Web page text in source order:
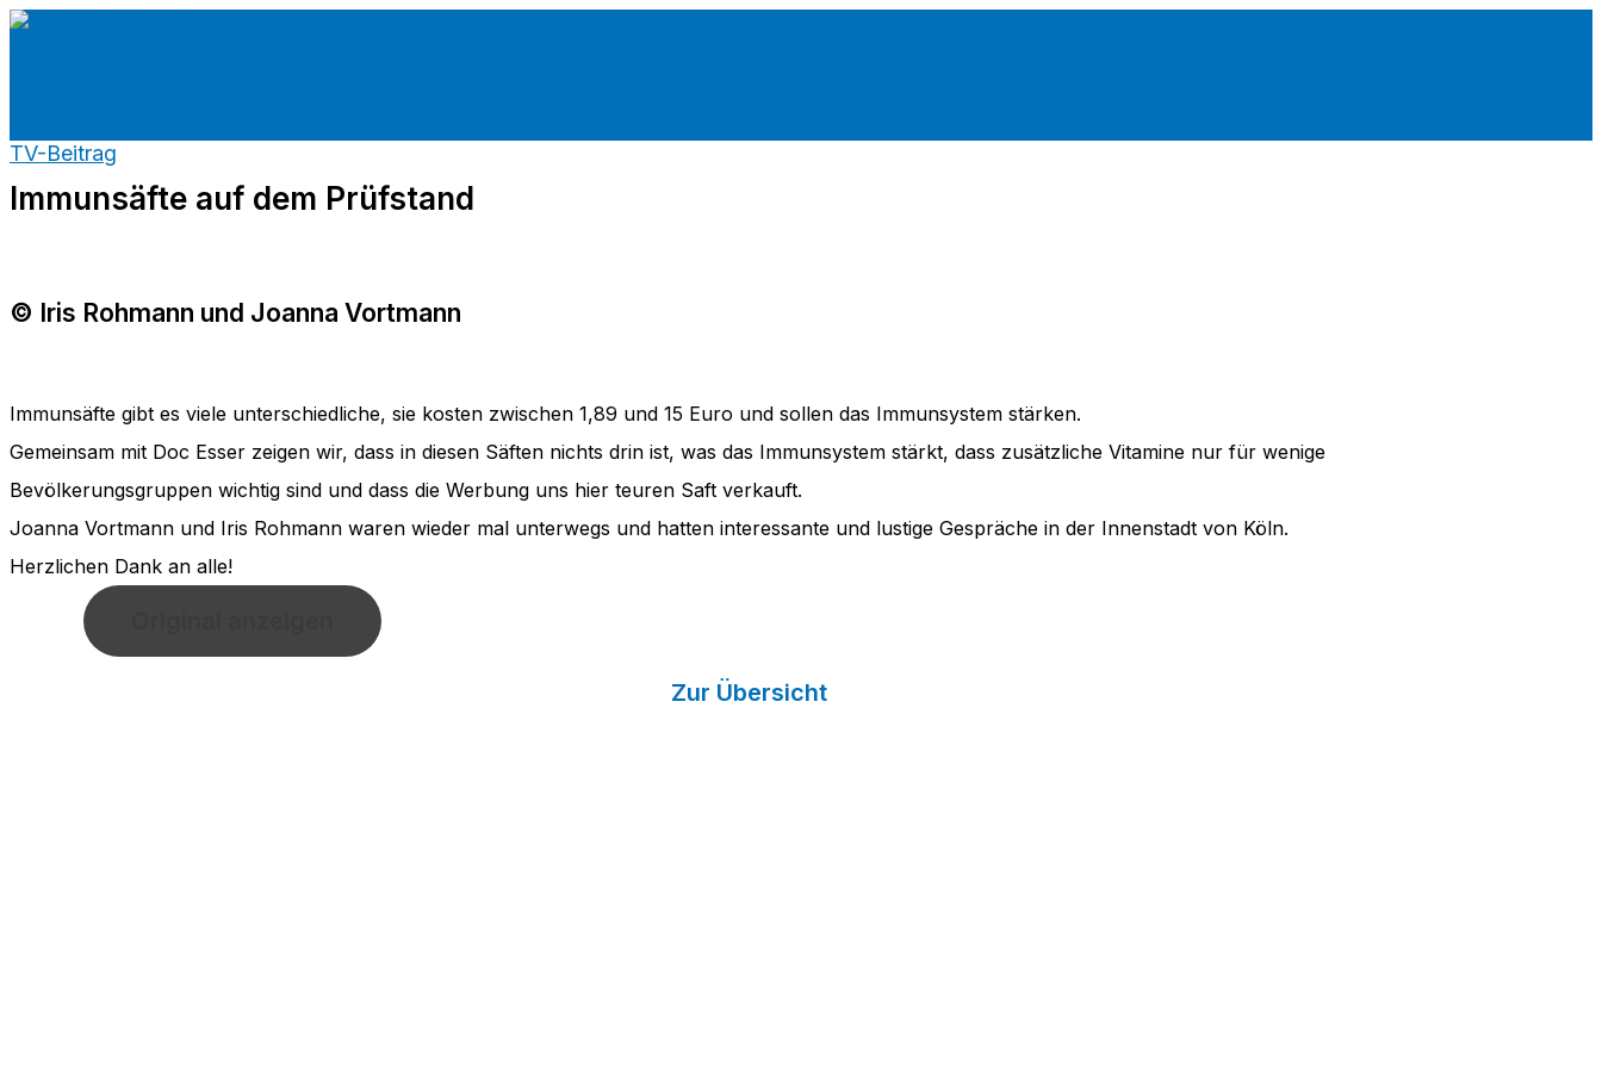
Zum
TV-Beitrag
Immunsäfte auf dem Prüfstand
© Iris Rohmann und Joanna Vortmann
Immunsäfte gibt es viele unterschiedliche, sie kosten zwischen 1,89 und 15 Euro und sollen das Immunsystem stärken.
Gemeinsam mit Doc Esser zeigen wir, dass in diesen Säften nichts drin ist, was das Immunsystem stärkt, dass zusätzliche Vitamine nur für wenige
Bevölkerungsgruppen wichtig sind und dass die Werbung uns hier teuren Saft verkauft.
Joanna Vortmann und Iris Rohmann waren wieder mal unterwegs und hatten interessante und lustige Gespräche in der Innenstadt von Köln.
Herzlichen Dank an alle!
Zur Übersicht